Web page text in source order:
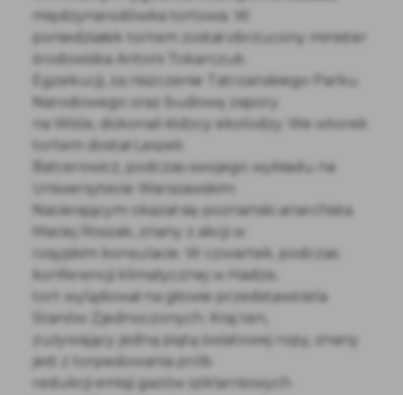
międzynarodówka tortowa. W
poniedziałek tortem został obrzucony minister
środowiska Antoni Tokarczuk.
Egzekucji, za niszczenie Tatrzańskiego Parku
Narodowego oraz budowę zapory
na Wiśle, dokonali łódzcy ekolodzy. We wtorek
tortem dostał Leszek
Balcerowicz, podczas swojego wykładu na
Uniwersytecie Warszawskim.
Nacierającym okazał się poznański anarchista
Maciej Roszak, znany z akcji w
rosyjskim konsulacie. W czwartek, podczas
konferencji klimatycznej w Hadze,
tort wylądował na głowie przedstawiciela
Stanów Zjednoczonych. Kraj ten,
zużywający jedną piątą światowej ropy, znany
jest z torpedowania prób
redukcji emisji gazów szklarniowych